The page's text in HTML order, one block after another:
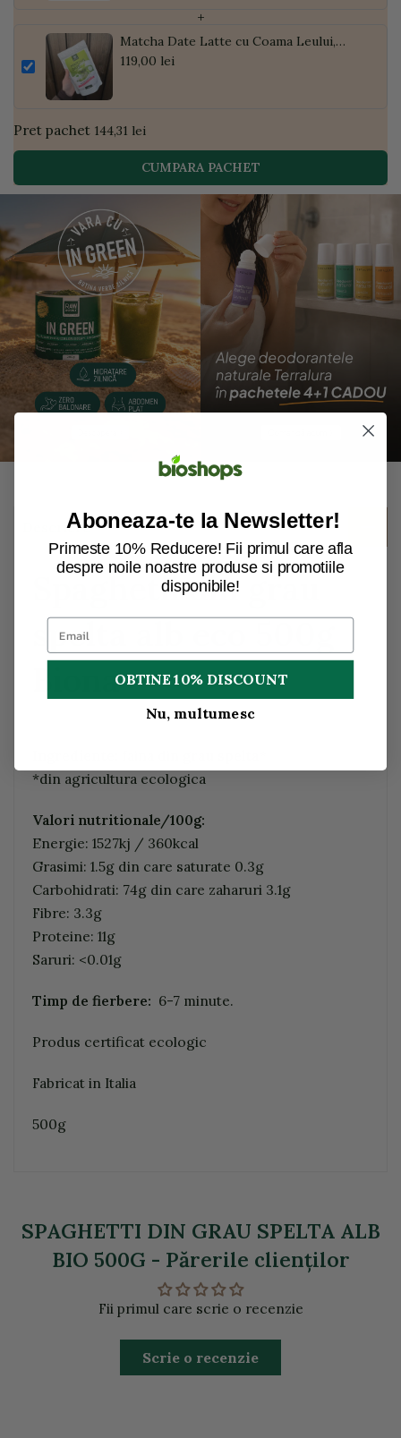
+
Matcha Date Latte cu Coama Leului,
Pudră de Curmale și Ghimbir, ECO, 300g
119,00 lei
Pret pachet 144,31 lei
CUMPARA PACHET
Descriere
Spaghetii din grau
spelta alb eco 500g
Biona
*din agricultura ecologica
Valori nutritionale/100g:
Energie: 1527kj / 360kcal
Grasimi: 1.5g din care saturate 0.3g
Carbohidrati: 74g din care zaharuri 3.1g
Fibre: 3.3g
Proteine: 11g
Saruri: <0.01g
Timp de fierbere: 6-7 minute.
Produs certificat ecologic
Fabricat in Italia
500g
SPAGHETTI DIN GRAU SPELTA ALB
BIO 500G - Părerile clienţilor
Fii primul care scrie o recenzie
Scrie o recenzie
Aboneaza-te la Newsletter!
Primeste 10% Reducere! Fii primul care afla
despre noile noastre produse si promotiile
disponibile!
OBTINE 10% DISCOUNT
Nu, multumesc